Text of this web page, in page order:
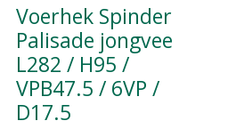
Voerhek Spinder
Palisade jongvee
L282 / H95 /
VPB47.5 / 6VP /
D17.5